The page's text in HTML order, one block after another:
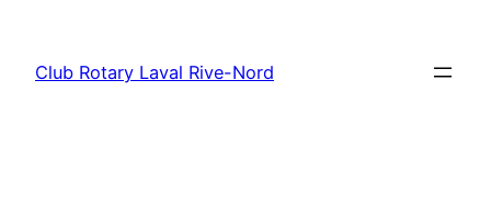
contenu
Club Rotary Laval Rive-Nord